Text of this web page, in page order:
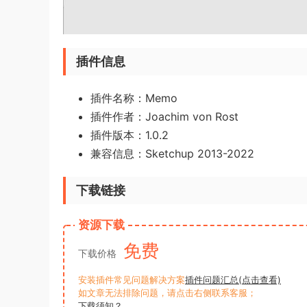
插件信息
插件名称：Memo
插件作者：Joachim von Rost
插件版本：1.0.2
兼容信息：Sketchup 2013-2022
下载链接
资源下载
下载价格 免费
安装插件常见问题解决方案插件问题汇总(点击查看)
如文章无法排除问题，请点击右侧联系客服；